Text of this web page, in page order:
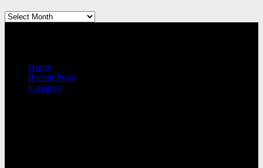
Archives
Home
Recent Posts
Category